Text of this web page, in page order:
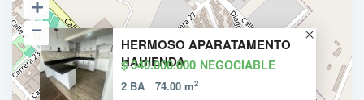
HERMOSO APARATAMENTO
HAHIENDA
$ 340.000.000 NEGOCIABLE
2 BA 74.00 m2